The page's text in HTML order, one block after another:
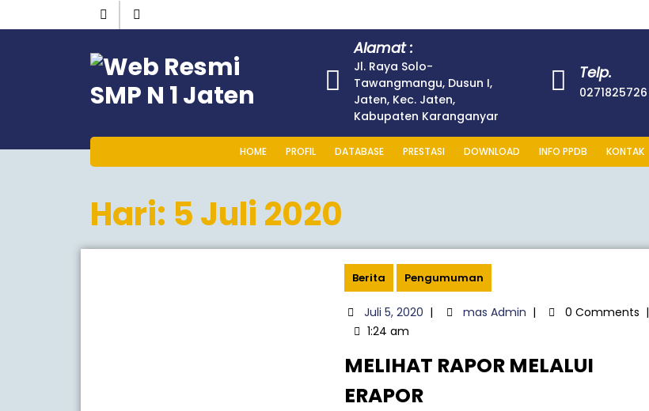
Alamat :
Jl. Raya Solo-
Tawangmangu, Dusun I,
Jaten, Kec. Jaten,
Kabupaten Karanganyar
Telp.
0271825726
HOME PROFIL DATABASE PRESTASI DOWNLOAD INFO PPDB KONTAK
Hari: 5 Juli 2020
Berita Pengumuman
Juli 5, 2020 | mas Admin | 0 Comments |
1:24 am
MELIHAT RAPOR MELALUI
ERAPOR